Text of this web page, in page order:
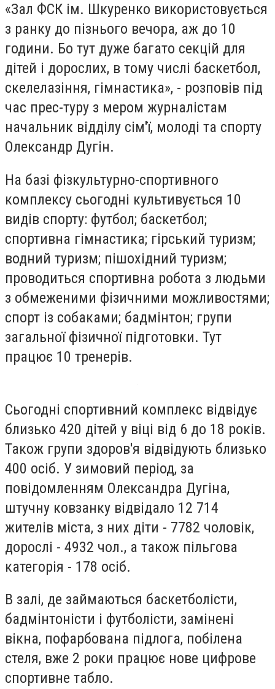
«Зал ФСК ім. Шкуренко використовується
з ранку до пізнього вечора, аж до 10
години. Бо тут дуже багато секцій для
дітей і дорослих, в тому числі баскетбол,
скелелазіння, гімнастика», - розповів під
час прес-туру з мером журналістам
начальник відділу сім'ї, молоді та спорту
Олександр Дугін.
На базі фізкультурно-спортивного
комплексу сьогодні культивується 10
видів спорту: футбол; баскетбол;
спортивна гімнастика; гірський туризм;
водний туризм; пішохідний туризм;
проводиться спортивна робота з людьми
з обмеженими фізичними можливостями;
спорт із собаками; бадмінтон; групи
загальної фізичної підготовки. Тут
працює 10 тренерів.
Сьогодні спортивний комплекс відвідує
близько 420 дітей у віці від 6 до 18 років.
Також групи здоров'я відвідують близько
400 осіб. У зимовий період, за
повідомленням Олександра Дугіна,
штучну ковзанку відвідало 12 714
жителів міста, з них діти - 7782 чоловік,
дорослі - 4932 чол., а також пільгова
категорія - 178 осіб.
В залі, де займаються баскетболісти,
бадмінтоністи і футболісти, замінені
вікна, пофарбована підлога, побілена
стеля, вже 2 роки працює нове цифрове
спортивне табло.